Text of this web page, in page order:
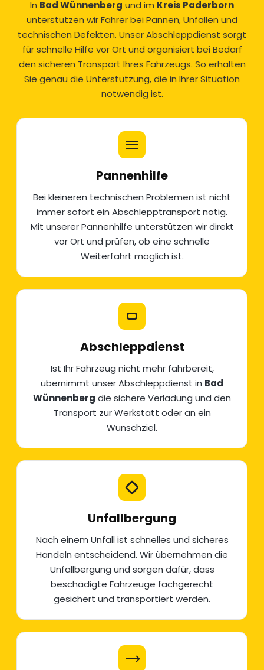
In Bad Wünnenberg und im Kreis Paderborn
unterstützen wir Fahrer bei Pannen, Unfällen und
technischen Defekten. Unser Abschleppdienst sorgt
für schnelle Hilfe vor Ort und organisiert bei Bedarf
den sicheren Transport Ihres Fahrzeugs. So erhalten
Sie genau die Unterstützung, die in Ihrer Situation
notwendig ist.
Pannenhilfe
Bei kleineren technischen Problemen ist nicht
immer sofort ein Abschlepptransport nötig.
Mit unsererPannenhilfe unterstützen wir direkt
vor Ort und prüfen, ob eine schnelle
Weiterfahrt möglich ist.
Abschleppdienst
Ist Ihr Fahrzeug nicht mehr fahrbereit,
übernimmt unserAbschleppdienst in Bad
Wünnenberg die sichere Verladung und den
Transport zur Werkstatt oder an ein
Wunschziel.
Unfallbergung
Nach einem Unfall ist schnelles und sicheres
Handeln entscheidend. Wir übernehmen die
Unfallbergung und sorgen dafür, dass
beschädigte Fahrzeuge fachgerecht
gesichert und transportiert werden.